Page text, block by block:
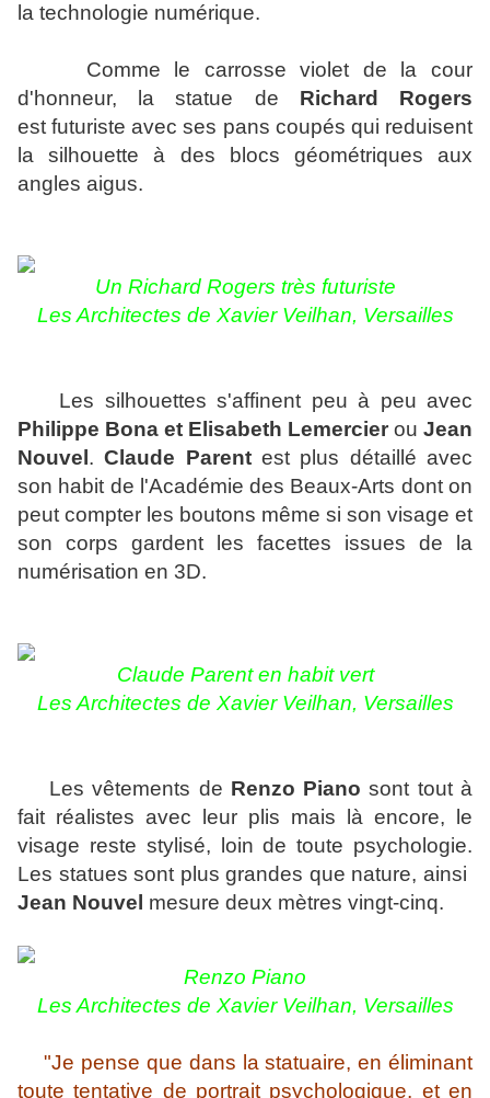
la technologie numérique.
Comme le carrosse violet de la cour
d'honneur, la statue de Richard Rogers
est futuriste avec ses pans coupés qui reduisent
la silhouette à des blocs géométriques aux
angles aigus.
Un Richard Rogers très futuriste
Les Architectes de Xavier Veilhan, Versailles
Les silhouettes s'affinent peu à peu avec
Philippe Bona et Elisabeth Lemercier ou Jean
Nouvel .Claude Parentest plus détaillé avec
son habit de l'Académie des Beaux-Arts dont on
peut compter les boutons même si son visage et
son corps gardent les facettes issues de la
numérisation en 3D.
Claude Parent en habit vert
Les Architectes de Xavier Veilhan, Versailles
Les vêtements de Renzo Piano sont tout à
fait réalistes avec leur plis mais là encore, le
visage reste stylisé, loin de toute psychologie.
Les statues sont plus grandes que nature, ainsi
Jean Nouvel mesure deux mètres vingt-cinq.
Renzo Piano
Les Architectes de Xavier Veilhan, Versailles
"Je pense que dans la statuaire, en éliminant
toute tentative de portrait psychologique, et en